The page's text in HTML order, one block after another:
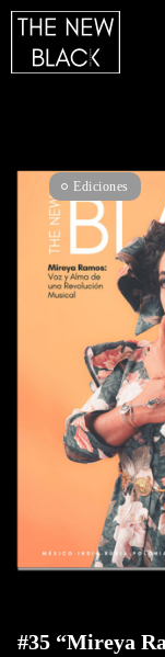
Ediciones
#35 “Mireya